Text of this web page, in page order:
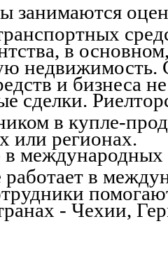
занимаются
в
недвижимость.
и бизнеса
сделки.
в купле-
или регионах.
международных
работает в
- Чехии,